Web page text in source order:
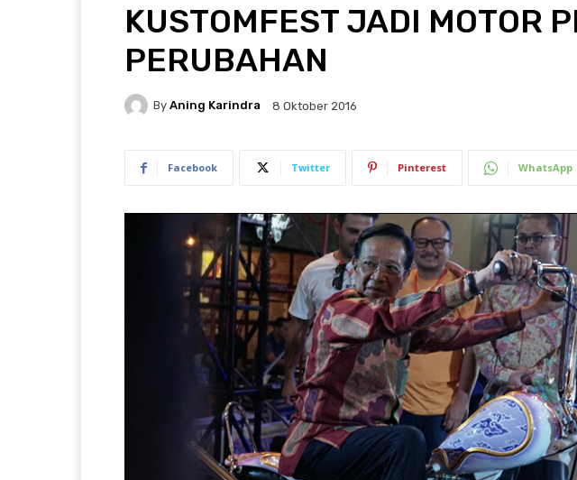
KUSTOMFEST JADI MOTOR
PERUBAHAN
By Aning Karindra 8 Oktober 2016
Facebook Twitter Pinterest WhatsApp